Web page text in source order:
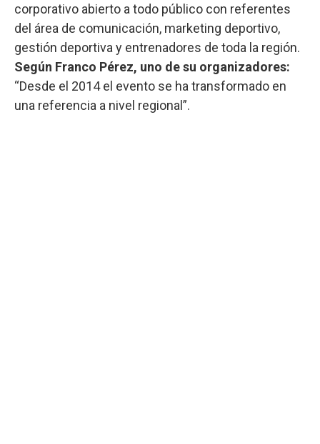
corporativo abierto a todo público con referentes
del área de comunicación, marketing deportivo,
gestión deportiva y entrenadores de toda la región.
Según Franco Pérez, uno de su organizadores:
“Desde el 2014 el evento se ha transformado en
una referencia a nivel regional”.